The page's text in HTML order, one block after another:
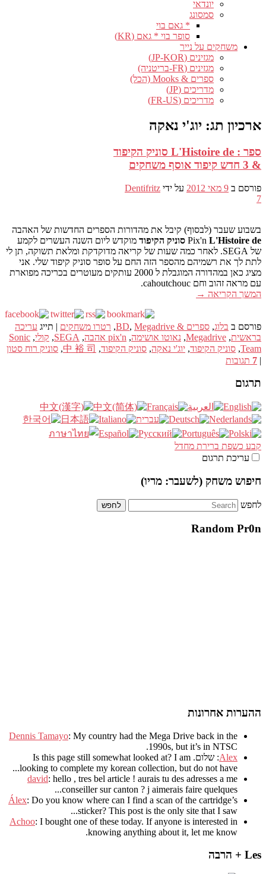
יונדאי
סמסונג
* גאם בוי
סופר בוי * גאם (KR)
משחקים על נייר
מגזינים (JP-KOR)
מגזינים (FR-בריטניה)
ספרים & Mooks (הכל)
מדריכים (JP)
מדריכים (FR-US)
ארכיון תג: יוג'י נאקה
ספר : L'Histoire de סוניק הקיפוד
& 3 חדש קיפוד אוסף משחקים
פורסם ב 9 מאי 2012 על ידי Dentifritz
7
בשבוע שעבר (לבסוף) קיבל את מהדורות הספרים החדשות של האהבה
Pix'n L'Histoire de סוניק הקיפוד
מוקדש ליום השנה העשרים לקמע
של SEGA. לאחר כמה שעות של קריאה מדוקדקת ומלאת תשוקה, תן לי
לתת לך את רשמיהם מהספר הזה החם על סופר סוניק קיפוד שלי. אני
מציג כאן במהדורה המוגבלת ל 2000 עותקים מעוטרים בכריכה מפוארת
עם מראה זהוב וחם cahoutchouc.
המשך הקריאה →
פורסם ב בלוג, ספרים & BD , Megadrive
, רטרו משחקים | תייג עריכה
בראשית,
Megadrive
, נאוטו אושימה, pix'n אהבה ,
SEGA
, קולי,
Sonic
Team
, סוניק הקיפוד, יוג'י נאקה, סוניק הקיפוד,
中 裕 司
, סוניק רוח סטון
|
7 תגובות
תרגום
קבע כשפת ברירת מחדל
עריכת תרגום
חיפוש משחק (לשעבר: מריו)
לחפש
Random Pr0n
ההערות אחרונות
Dennis Tamayo: My country had the Mega Drive back in the
1990s, but it’s in NTSC
.
Alex: שלום. Is this page still somewhat looked at? I am
looking to complete my korean collection, but do not have..
.
david: hello , tres bel article ! aurais tu des adresses a me
conseiller sur canton ? j aimerais faire quelques..
.
Álex: Do you know where can I find a scan of the cartridge’s
sticker? This post is the only site that I saw...
Achoo: I bought one of these today. If anyone is interested in
knowing anything about it, let me know.
Les + הרבה